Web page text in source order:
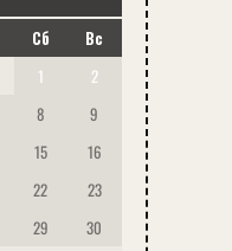
Сб
Вс
1
2
8
9
15
16
22
23
29
30